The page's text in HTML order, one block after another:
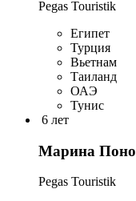
Pegas Touristik
Египет
Турция
Вьетнам
Таиланд
ОАЭ
Тунис
6 лет
Марина
Pegas Touristik